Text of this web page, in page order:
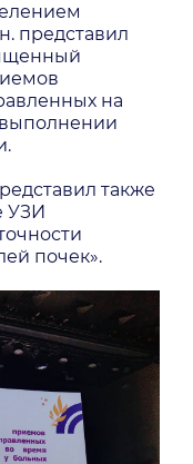
представил
на
также
УЗИ
почек».